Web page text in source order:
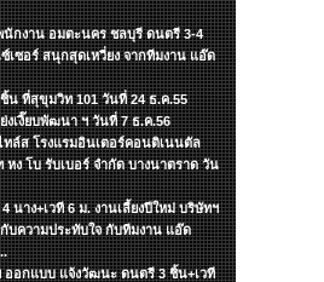
นักงาน อมตะนคร ชลบุรี ดนตรี 3-4
เซอร์ สนุกสุดเหวี่ยง จากทีมงาน แอ๊ด
ชิ้น ที่สุขุมวิท 101 วันที่ 24 ธ.ค.55
งเงี๊ยบพัฒนา ฯ วันที่ 7 ธ.ค.56
ทล์ส โรงแรมอินเตอร์คอนติเนนตัล
หง โบ รับเบอร์ จำกัด บางนาตราด วัน
นาง+เวที 6 ม. งานเลี้ยงปีใหม่ บริษัทฯ
บความประทับใจ กับทีมงาน แอ๊ด
ออกแบบ แจ้งวัฒนะ ดนตรี 3 ชิ้น+เวที